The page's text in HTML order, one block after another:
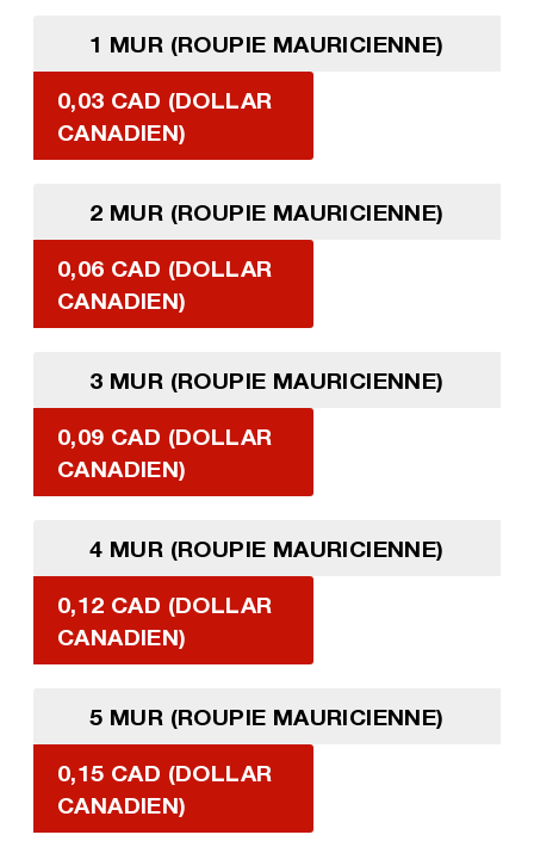
1 MUR (ROUPIE MAURICIENNE)
0,03 CAD (DOLLAR
CANADIEN)
2 MUR (ROUPIE MAURICIENNE)
0,06 CAD (DOLLAR
CANADIEN)
3 MUR (ROUPIE MAURICIENNE)
0,09 CAD (DOLLAR
CANADIEN)
4 MUR (ROUPIE MAURICIENNE)
0,12 CAD (DOLLAR
CANADIEN)
5 MUR (ROUPIE MAURICIENNE)
0,15 CAD (DOLLAR
CANADIEN)